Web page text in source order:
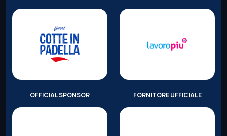
OFFICIAL SPONSOR FORNITORE UFFICIALE